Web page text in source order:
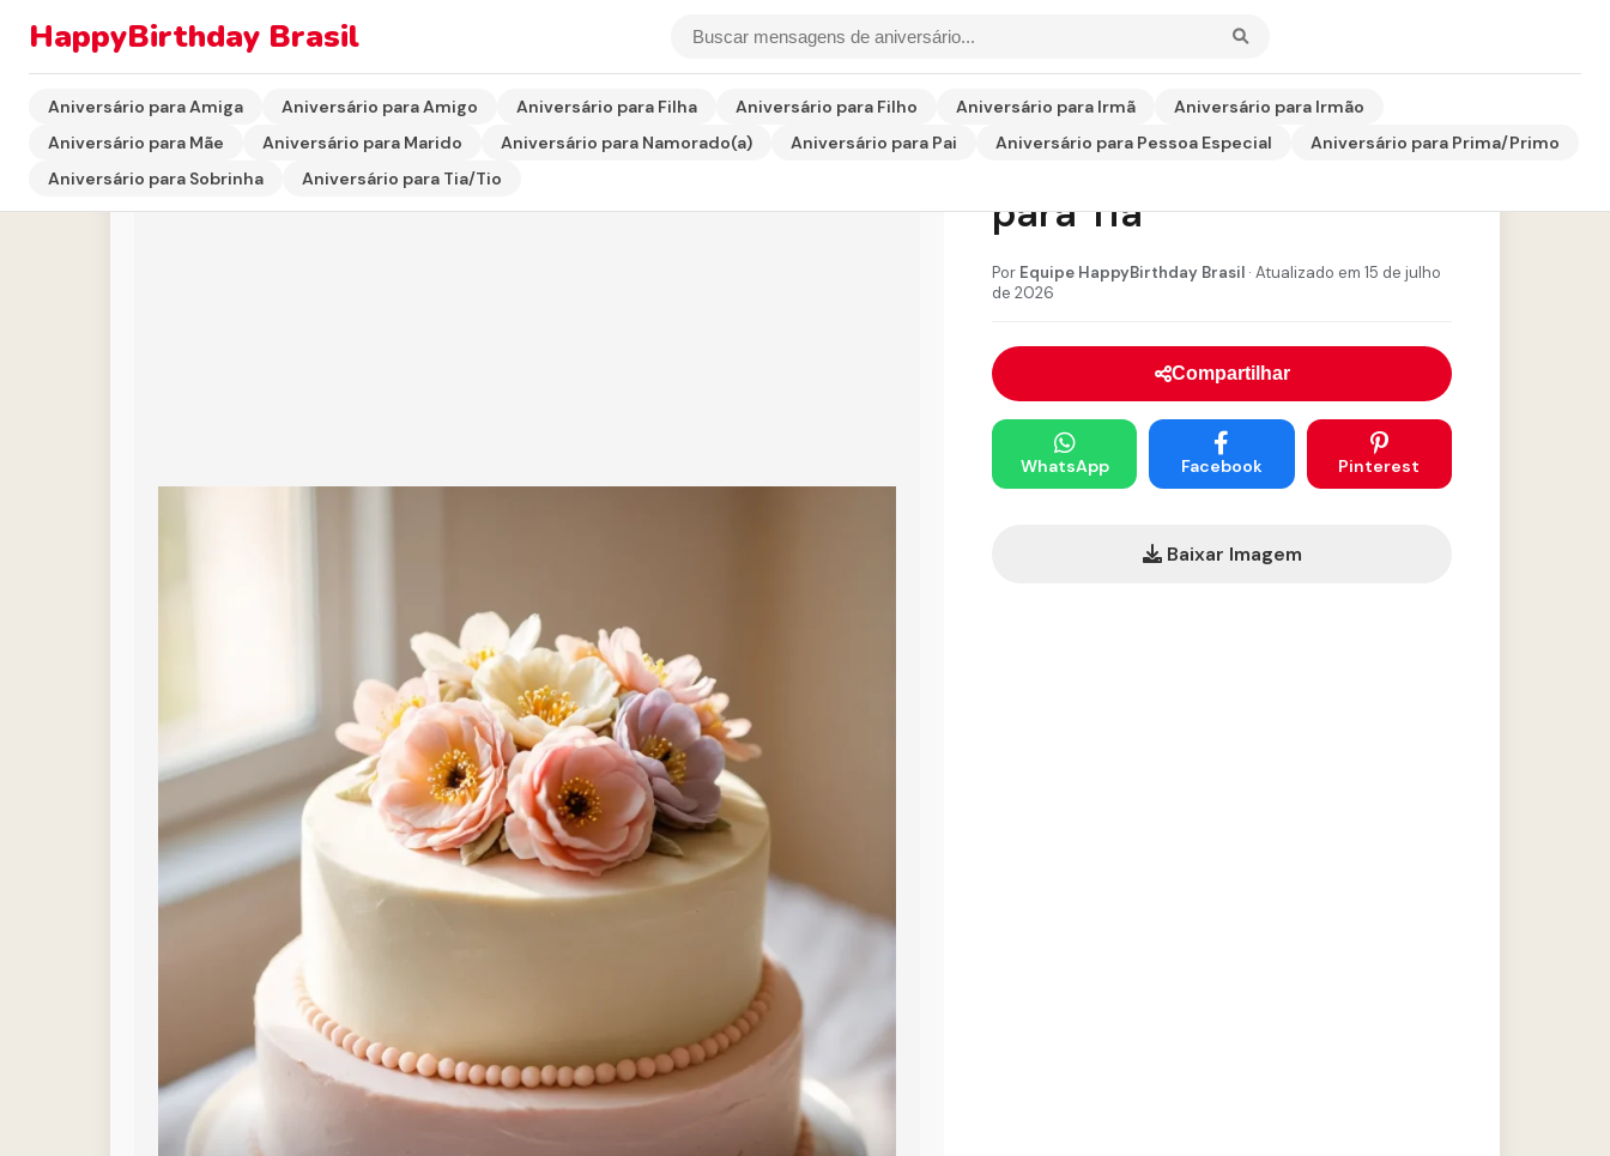
HappyBirthday Brasil
Aniversário para Amiga Aniversário para Amigo Aniversário para Filha Aniversário para Filho Aniversário para Irmã
Aniversário para Irmão
Aniversário para Mãe
Aniversário para Marido Aniversário para Namorado(a) Aniversário para Pai Aniversário para Pessoa Especial
Aniversário para Prima/Primo
Aniversário para Sobrinha
Aniversário para Tia/Tio
Cartão de Aniversário
para Tia
Por Equipe HappyBirthday Brasil · Atualizado em 15 de julho
de 2026
Compartilhar
WhatsApp Facebook Pinterest
Baixar Imagem